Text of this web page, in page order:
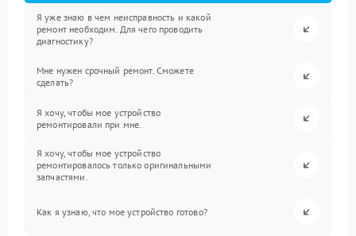
Я уже знаю в чем неисправность и какой
ремонт необходим. Для чего проводить
диагностику?
Мне нужен срочный ремонт. Сможете
сделать?
Я хочу, чтобы мое устройство
ремонтировали при мне.
Я хочу, чтобы мое устройство
ремонтировалось только оригинальными
запчастями.
Как я узнаю, что мое устройство готово?